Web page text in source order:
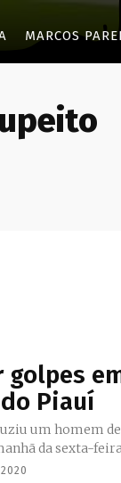
MARCOS
Piauí
um homem